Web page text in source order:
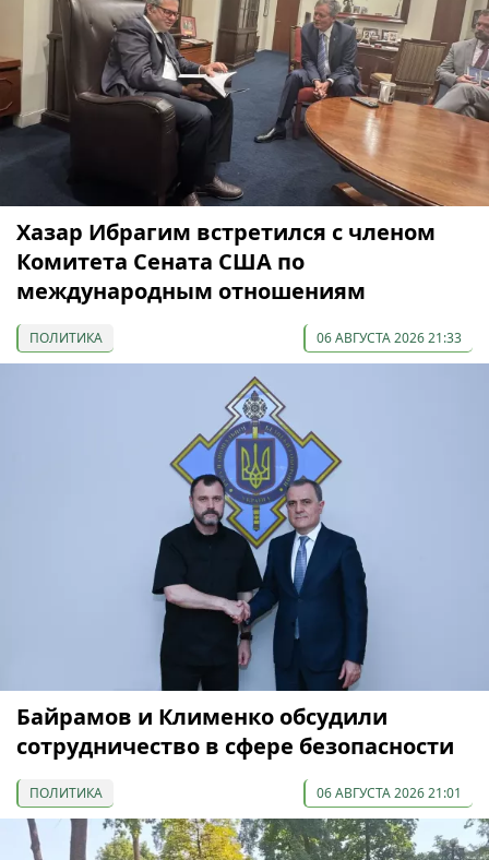
Хазар Ибрагим встретился с членом
Комитета Сената США по
международным отношениям
ПОЛИТИКА 06 АВГУСТА 2026 21:33
Байрамов и Клименко обсудили
сотрудничество в сфере безопасности
ПОЛИТИКА 06 АВГУСТА 2026 21:01